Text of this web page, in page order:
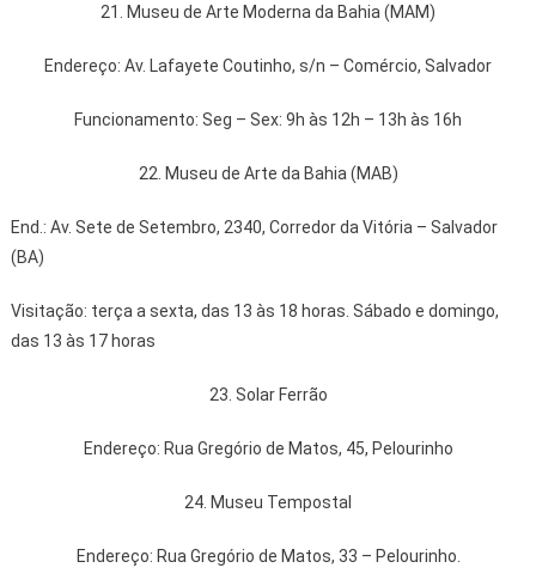
21. Museu de Arte Moderna da Bahia (MAM)
Endereço: Av. Lafayete Coutinho, s/n – Comércio, Salvador
Funcionamento: Seg – Sex: 9h às 12h – 13h às 16h
22. Museu de Arte da Bahia (MAB)
End.: Av. Sete de Setembro, 2340, Corredor da Vitória – Salvador
(BA)
Visitação: terça a sexta, das 13 às 18 horas. Sábado e domingo,
das 13 às 17 horas
23. Solar Ferrão
Endereço: Rua Gregório de Matos, 45, Pelourinho
24. Museu Tempostal
Endereço: Rua Gregório de Matos, 33 – Pelourinho.